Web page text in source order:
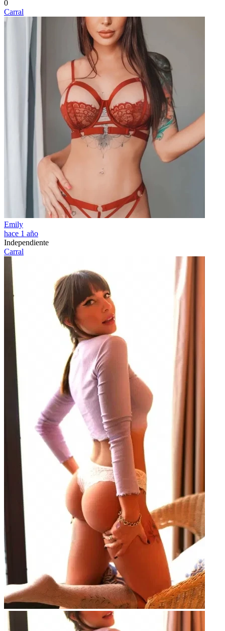
0
Carral
Emily
hace 1 año
Independiente
Carral